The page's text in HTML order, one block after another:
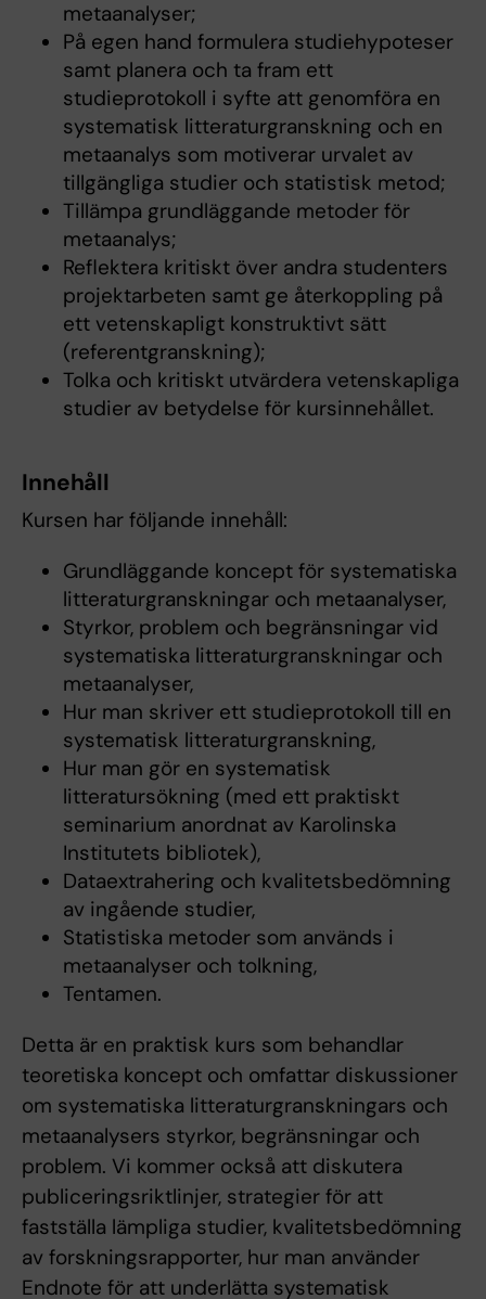
metaanalyser;
På egen hand formulera studiehypoteser
samt planera och ta fram ett
studieprotokoll i syfte att genomföra en
systematisk litteraturgranskning och en
metaanalys som motiverar urvalet av
tillgängliga studier och statistisk metod;
Tillämpa grundläggande metoder för
metaanalys;
Reflektera kritiskt över andra studenters
projektarbeten samt ge återkoppling på
ett vetenskapligt konstruktivt sätt
(referentgranskning);
Tolka och kritiskt utvärdera vetenskapliga
studier av betydelse för kursinnehållet.
Innehåll
Kursen har följande innehåll:
Grundläggande koncept för systematiska
litteraturgranskningar och metaanalyser,
Styrkor, problem och begränsningar vid
systematiska litteraturgranskningar och
metaanalyser,
Hur man skriver ett studieprotokoll till en
systematisk litteraturgranskning,
Hur man gör en systematisk
litteratursökning (med ett praktiskt
seminarium anordnat av Karolinska
Institutets bibliotek),
Dataextrahering och kvalitetsbedömning
av ingående studier,
Statistiska metoder som används i
metaanalyser och tolkning,
Tentamen.
Detta är en praktisk kurs som behandlar
teoretiska koncept och omfattar diskussioner
om systematiska litteraturgranskningars och
metaanalysers styrkor, begränsningar och
problem. Vi kommer också att diskutera
publiceringsriktlinjer, strategier för att
fastställa lämpliga studier, kvalitetsbedömning
av forskningsrapporter, hur man använder
Endnote för att underlätta systematisk